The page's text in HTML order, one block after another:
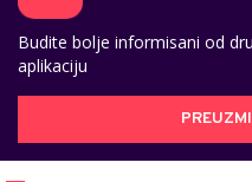
Budite bolje informisani od
aplikaciju